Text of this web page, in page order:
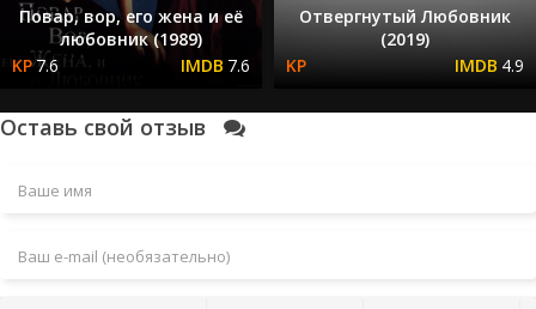
Повар, вор, его жена и её
любовник (1989)
7.6
7.6
Отвергнутый Любовник
(2019)
4.9
Оставь свой отзыв